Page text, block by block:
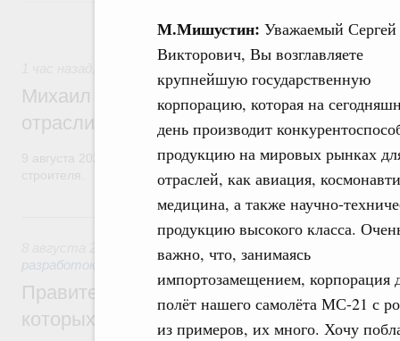
М.Мишустин: Уважаемый Сергей
Викторович, Вы возглавляете
крупнейшую государственную
корпорацию, которая на
день производит
продукцию на мировых рынках
отраслей, как авиация,
медицина, а также научно-
продукцию высокого класса.
важно, что, занимаясь
импортозамещением, корпорация
полёт нашего самолёта МС-21 с
из примеров, их много. Хочу
Регулирование в сфере строительства
Михаил Мишустин поздравил
отрасли с профессиональным
9 августа 2026 года отмечается профессиональный праздник
Вчера
разработок
Правительство расширило перечень
которых освобождаются от НДФЛ